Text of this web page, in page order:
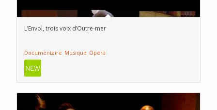
L’Envol, trois voix d’Outre-mer
Documentaire Musique Opéra